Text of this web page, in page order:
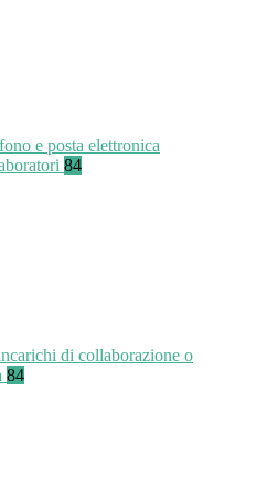
e posta elettronica
84
di collaborazione o
84